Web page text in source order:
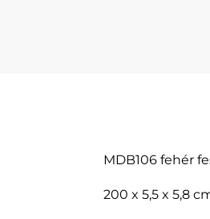
MDB106 fehér
200 x 5,5 x 5,8